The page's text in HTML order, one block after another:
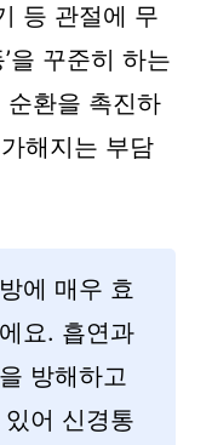
등 관절에 무
을 꾸준히 하는
환을 촉진하
해지는 부담
에 매우 효
요. 흡연과
방해하고
어 신경통